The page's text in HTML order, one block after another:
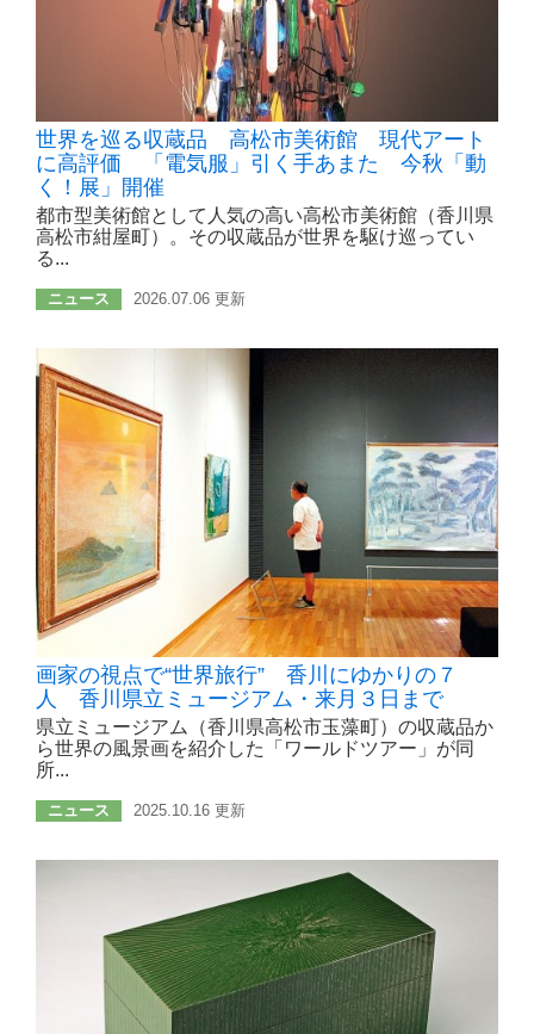
世界を巡る収蔵品 高松市美術館 現代アート
に高評価 「電気服」引く手あまた 今秋「動
く！展」開催
都市型美術館として人気の高い高松市美術館（香川県
高松市紺屋町）。その収蔵品が世界を駆け巡ってい
る...
ニュース 2026.07.06 更新
画家の視点で“世界旅行” 香川にゆかりの７
人 香川県立ミュージアム・来月３日まで
県立ミュージアム（香川県高松市玉藻町）の収蔵品か
ら世界の風景画を紹介した「ワールドツアー」が同
所...
ニュース 2025.10.16 更新